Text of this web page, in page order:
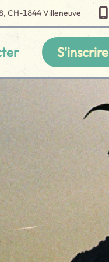
CH-1844 Villeneuve
S'inscrire